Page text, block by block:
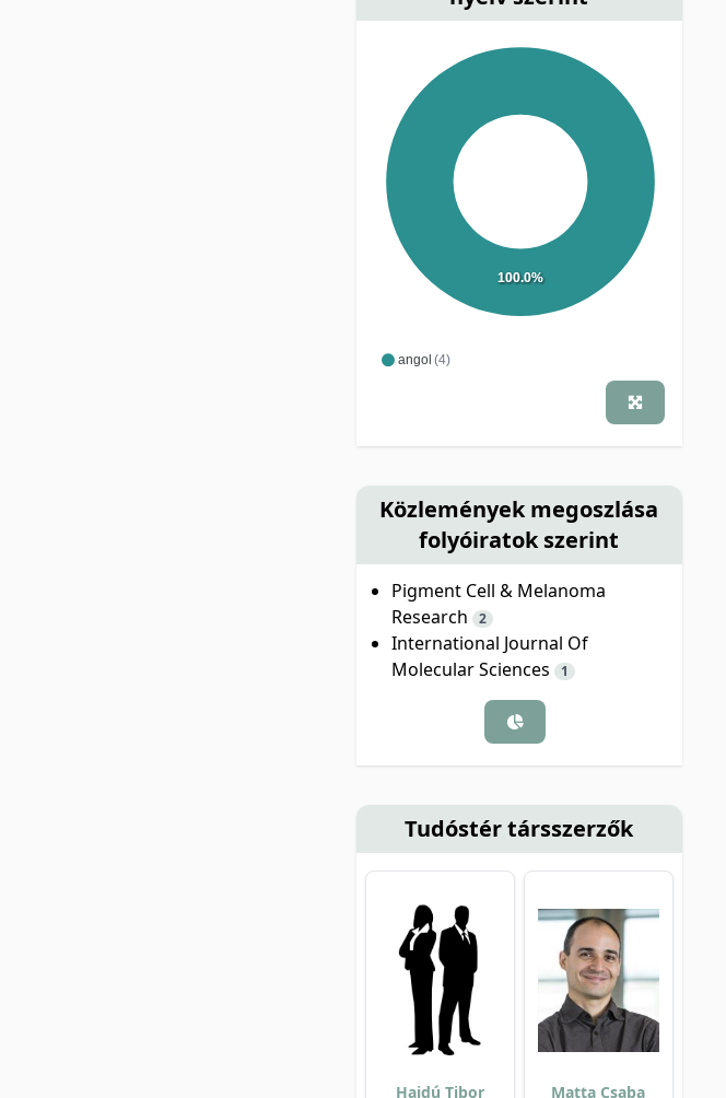
angol (4)
100.0%
Közlemények megoszlása
folyóiratok szerint
Pigment Cell & Melanoma
Research
2
International Journal Of
Molecular Sciences
1
Tudóstér társszerzők
Hajdú Tibor Matta Csaba